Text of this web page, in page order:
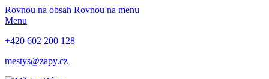
Rovnou na obsah Rovnou na menu
Menu
+420 602 200 128
mestys@zapy.cz